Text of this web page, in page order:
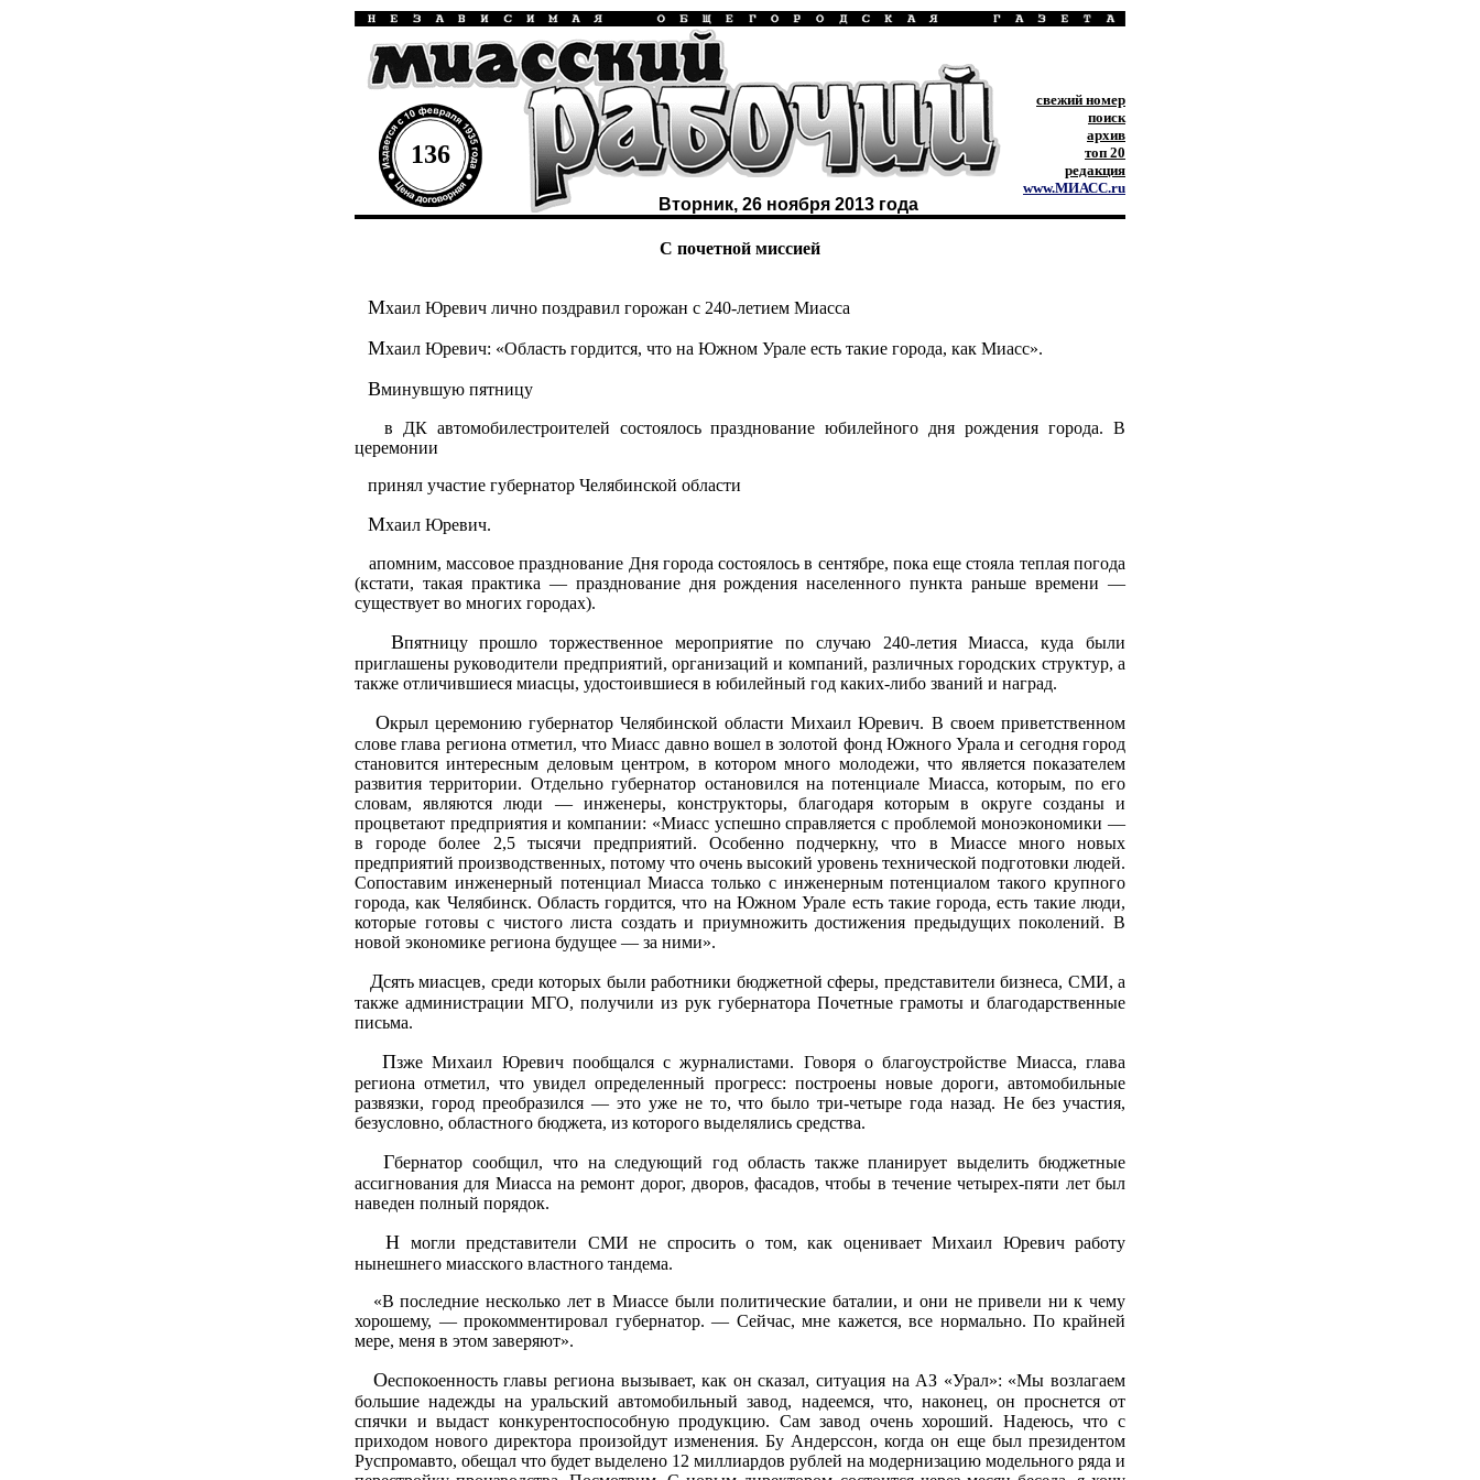
свежий номер
поиск
архив
топ 20
редакция
www.МИАСС.ru
136
Вторник, 26 ноября 2013 года
С почетной миссией
Мхаил Юревич лично поздравил горожан с 240-летием Миасса
Мхаил Юревич: «Область гордится, что на Южном Урале есть такие города, как Миасс».
Вминувшую пятницу
в ДК автомобилестроителей состоялось празднование юбилейного дня рождения города. В
церемонии
принял участие губернатор Челябинской области
Мхаил Юревич.
апомним, массовое празднование Дня города состоялось в сентябре, пока еще стояла теплая погода
(кстати, такая практика — празднование дня рождения населенного пункта раньше времени —
существует во многих городах).
Впятницу прошло торжественное мероприятие по случаю 240-летия Миасса, куда были
приглашены руководители предприятий, организаций и компаний, различных городских структур, а
также отличившиеся миасцы, удостоившиеся в юбилейный год каких-либо званий и наград.
Окрыл церемонию губернатор Челябинской области Михаил Юревич. В своем приветственном
слове глава региона отметил, что Миасс давно вошел в золотой фонд Южного Урала и сегодня город
становится интересным деловым центром, в котором много молодежи, что является показателем
развития территории. Отдельно губернатор остановился на потенциале Миасса, которым, по его
словам, являются люди — инженеры, конструкторы, благодаря которым в округе созданы и
процветают предприятия и компании: «Миасс успешно справляется с проблемой моноэкономики —
в городе более 2,5 тысячи предприятий. Особенно подчеркну, что в Миассе много новых
предприятий производственных, потому что очень высокий уровень технической подготовки людей.
Сопоставим инженерный потенциал Миасса только с инженерным потенциалом такого крупного
города, как Челябинск. Область гордится, что на Южном Урале есть такие города, есть такие люди,
которые готовы с чистого листа создать и приумножить достижения предыдущих поколений. В
новой экономике региона будущее — за ними».
Дсять миасцев, среди которых были работники бюджетной сферы, представители бизнеса, СМИ, а
также администрации МГО, получили из рук губернатора Почетные грамоты и благодарственные
письма.
Пзже Михаил Юревич пообщался с журналистами. Говоря о благоустройстве Миасса, глава
региона отметил, что увидел определенный прогресс: построены новые дороги, автомобильные
развязки, город преобразился — это уже не то, что было три-четыре года назад. Не без участия,
безусловно, областного бюджета, из которого выделялись средства.
Гбернатор сообщил, что на следующий год область также планирует выделить бюджетные
ассигнования для Миасса на ремонт дорог, дворов, фасадов, чтобы в течение четырех-пяти лет был
наведен полный порядок.
Н могли представители СМИ не спросить о том, как оценивает Михаил Юревич работу
нынешнего миасского властного тандема.
«В последние несколько лет в Миассе были политические баталии, и они не привели ни к чему
хорошему, — прокомментировал губернатор. — Сейчас, мне кажется, все нормально. По крайней
мере, меня в этом заверяют».
Оеспокоенность главы региона вызывает, как он сказал, ситуация на АЗ «Урал»: «Мы возлагаем
большие надежды на уральский автомобильный завод, надеемся, что, наконец, он проснется от
спячки и выдаст конкурентоспособную продукцию. Сам завод очень хороший. Надеюсь, что с
приходом нового директора произойдут изменения. Бу Андерссон, когда он еще был президентом
Руспромавто, обещал что будет выделено 12 миллиардов рублей на модернизацию модельного ряда и